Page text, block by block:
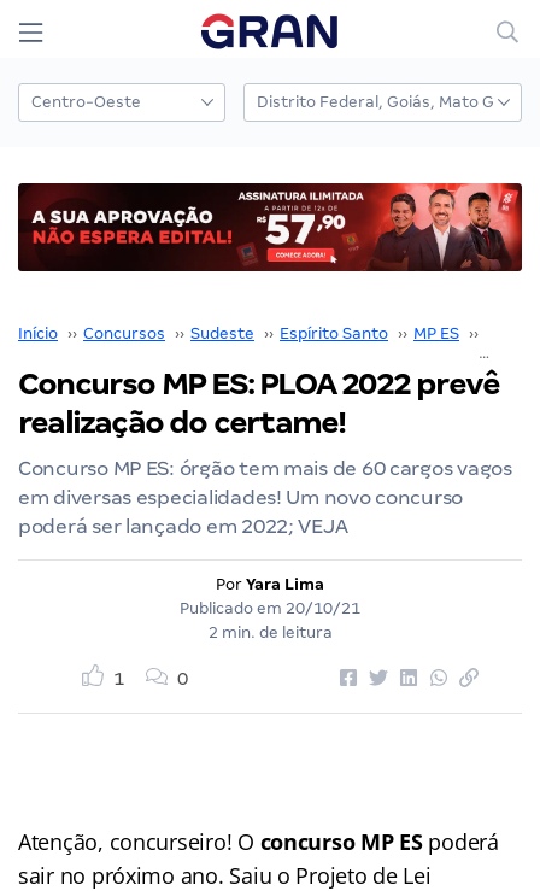
Início ›› Concursos ›› Sudeste ›› Espírito Santo ›› MP ES ››
Concurso MP ES: PLOA 2022 prevê
realização do certame!
Concurso MP ES: órgão tem mais de 60 cargos vagos
em diversas especialidades! Um novo concurso
poderá ser lançado em 2022; VEJA
Por Yara Lima
Publicado em 20/10/21
2 min. de leitura
1 0
Atenção, concurseiro! O concurso MP ESpoderá
sair no próximo ano. Saiu o Projeto de Lei